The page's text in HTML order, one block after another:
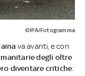
©IPA/Fotogramma
va avanti, e con
degli oltre
diventare critiche: